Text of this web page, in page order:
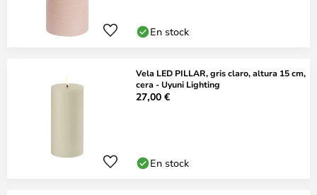
En stock
Vela LED PILLAR, gris claro, altura 15 cm,
cera - Uyuni Lighting
27,00 €
En stock